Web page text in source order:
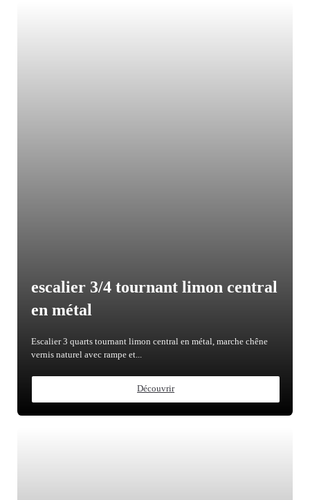
escalier 3/4 tournant limon central
en métal
Escalier 3 quarts tournant limon central en métal, marche chêne
vernis naturel avec rampe et...
Découvrir